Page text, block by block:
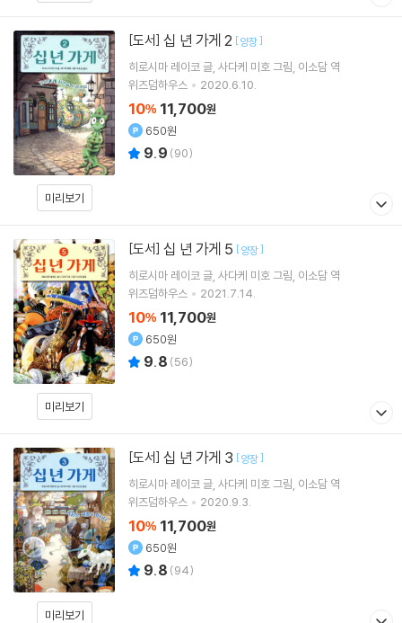
미리보기
[도서] 십 년 가게 2 [양장]
히로시마 레이코 글 사다케 미호그림 이소담 역
위즈덤하우스
2020.6.10.
10% 11,700원
650원
9.9 (90)
미리보기
[도서] 십 년 가게 5 [양장]
히로시마 레이코 글 사다케 미호그림 이소담 역
위즈덤하우스
2021.7.14.
10% 11,700원
650원
9.8 (56)
미리보기
[도서] 십 년 가게 3 [양장]
히로시마 레이코 글 사다케 미호그림 이소담 역
위즈덤하우스
2020.9.3.
10% 11,700원
650원
9.8 (94)